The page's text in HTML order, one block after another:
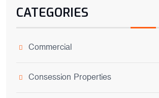
CATEGORIES
Commercial
Consession Properties